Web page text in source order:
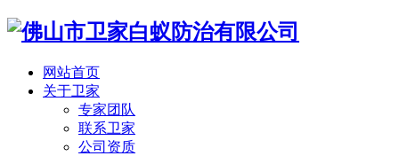
网站首页
关于卫家
专家团队
联系卫家
公司资质